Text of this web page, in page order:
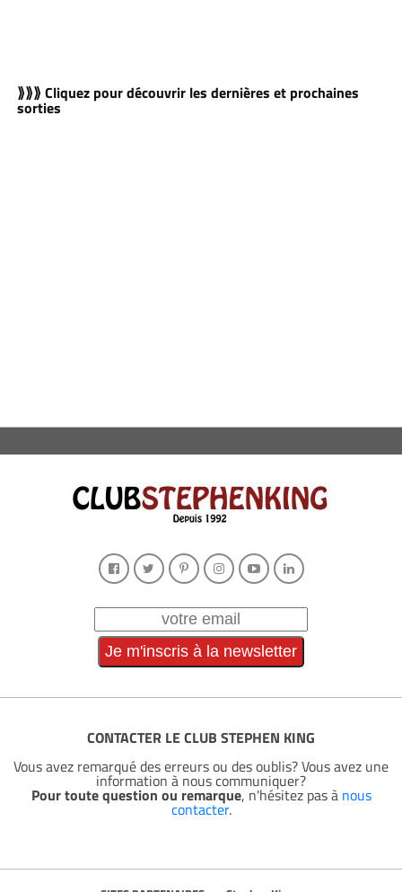
⟫⟫⟫ Cliquez pour découvrir les dernières et prochaines
sorties
CONTACTER LE CLUB STEPHEN KING
Vous avez remarqué des erreurs ou des oublis? Vous avez une
information à nous communiquer?
Pour toute question ou remarque, n'hésitez pas à nous
contacter.